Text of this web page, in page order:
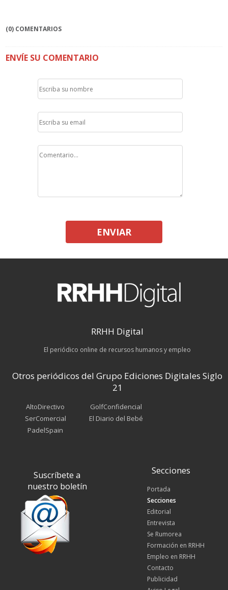
(0) COMENTARIOS
ENVÍE SU COMENTARIO
ENVIAR
RRHH Digital
El periódico online de recursos humanos y empleo
Otros periódicos del Grupo Ediciones Digitales Siglo
21
AltoDirectivo
SerComercial
PadelSpain
GolfConfidencial
El Diario del Bebé
Suscríbete a
nuestro boletín
Secciones
Portada
Secciones
Editorial
Entrevista
Se Rumorea
Formación en RRHH
Empleo en RRHH
Contacto
Publicidad